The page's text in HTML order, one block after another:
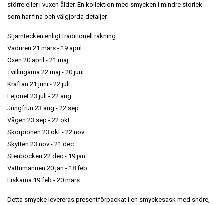
större eller i vuxen ålder. En kollektion med smycken i mindre storlek
som har fina och välgjorda detaljer.
Stjärntecken enligt traditionell räkning
Väduren 21 mars - 19 april
Oxen 20 april - 21 maj
Tvillingarna 22 maj - 20 juni
Kräftan 21 juni - 22 juli
Lejonet 23 juli - 22 aug
Jungfrun 23 aug - 22 sep
Vågen 23 sep - 22 okt
Skorpionen 23 okt - 22 nov
Skytten 23 nov - 21 dec
Stenbocken 22 dec - 19 jan
Vattumannen 20 jan - 18 feb
Fiskarna 19 feb - 20 mars
Detta smycke levereras presentförpackat i en smyckesask med snöre,